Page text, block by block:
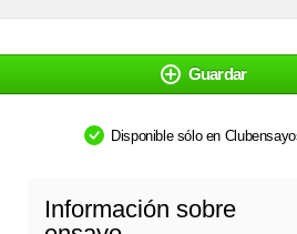
Guardar
Disponible sólo en
Información sobre